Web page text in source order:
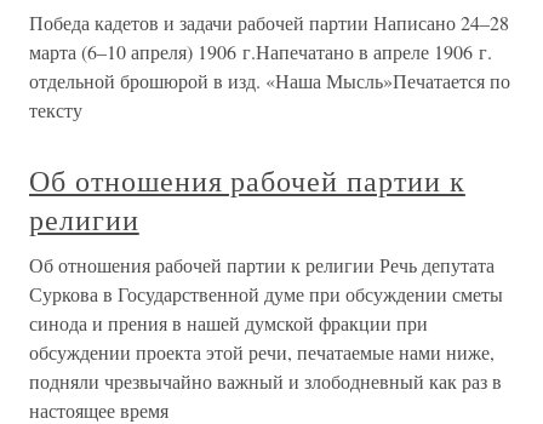
Победа кадетов и задачи рабочей партии Написано 24–28
марта (6–10 апреля) 1906 г.Напечатано в апреле 1906 г.
отдельной брошюрой в изд. «Наша Мысль»Печатается по
тексту
Об отношения рабочей партии к
религии
Об отношения рабочей партии к религии Речь депутата
Суркова в Государственной думе при обсуждении сметы
синода и прения в нашей думской фракции при
обсуждении проекта этой речи, печатаемые нами ниже,
подняли чрезвычайно важный и злободневный как раз в
настоящее время